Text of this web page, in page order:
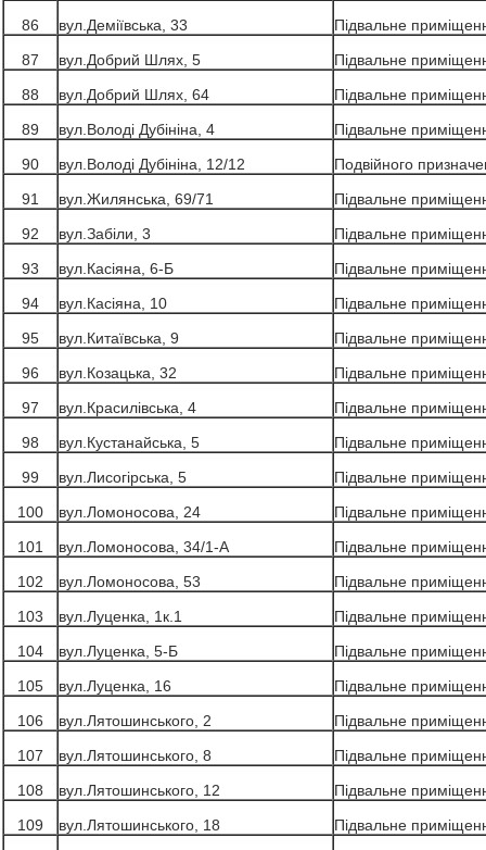
86 вул.Деміївська, 33
Підвальне
87
вул.Добрий Шлях, 5
Підвальне
88
вул.Добрий Шлях, 64
Підвальне
89
вул.Володі Дубініна, 4
Підвальне
90
вул.Володі Дубініна, 12/12
Подвійного
91
вул.Жилянська, 69/71
Підвальне
92
вул.Забіли, 3
Підвальне
93
вул.Касіяна, 6-Б
Підвальне
94
вул.Касіяна, 10
Підвальне
95
вул.Китаївська, 9
Підвальне
96
вул.Козацька, 32
Підвальне
97
вул.Красилівська, 4
Підвальне
98
вул.Кустанайська, 5
Підвальне
99
вул.Лисогірська, 5
Підвальне
100
вул.Ломоносова, 24
Підвальне
101
вул.Ломоносова, 34/1-А
Підвальне
102
вул.Ломоносова, 53
Підвальне
103
вул.Луценка, 1к.1
Підвальне
104
вул.Луценка, 5-Б
Підвальне
105
вул.Луценка, 16
Підвальне
106
вул.Лятошинського, 2
Підвальне
107
вул.Лятошинського, 8
Підвальне
108
вул.Лятошинського, 12
Підвальне
109
вул.Лятошинського, 18
Підвальне